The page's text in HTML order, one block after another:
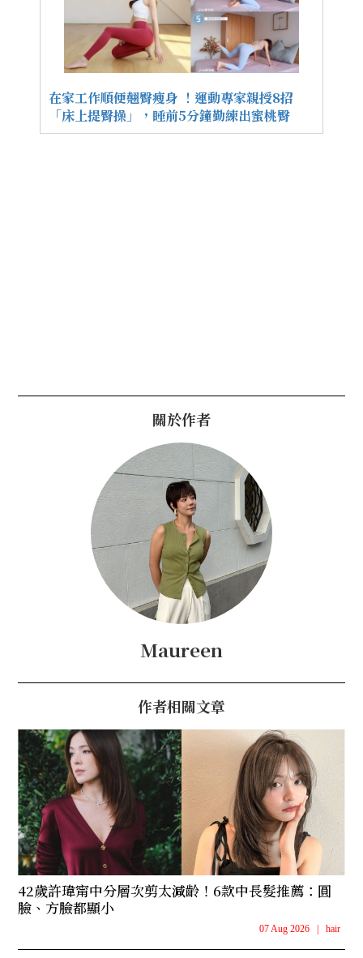
在家工作順便翹臀瘦身 ！運動專家親授8招
「床上提臀操」，睡前5分鐘勤練出蜜桃臀
關於作者
Maureen
作者相關文章
42歲許瑋甯中分層次剪太減齡！6款中長髮推薦：圓
臉、方臉都顯小
07 Aug 2026 hair